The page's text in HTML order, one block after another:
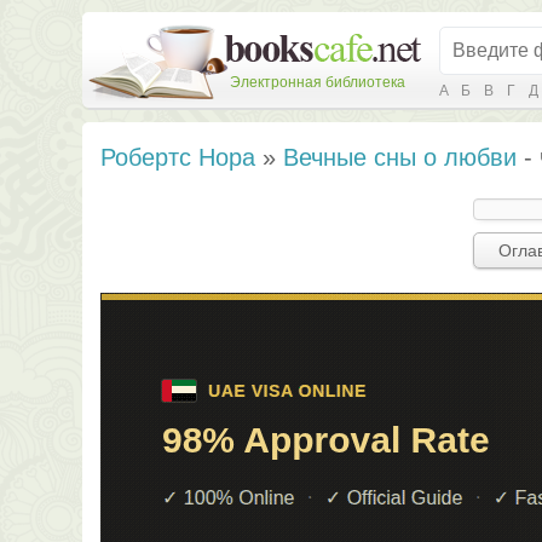
Электронная библиотека А Б В Г Д
Робертс Нора» Вечные сны о любви -